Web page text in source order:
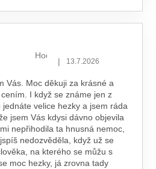
Hodnocení obchodu je 5 z 5
| 13.7.2026
Vás. Moc děkuji za krásné a
I když se známe jen z
velice hezky a jsem ráda
jsem Vás kdysi dávno objevila
nepřihodila ta hnusná nemoc,
nedozvěděla, když už se
na kterého se můžu s
moc hezky, já zrovna tady